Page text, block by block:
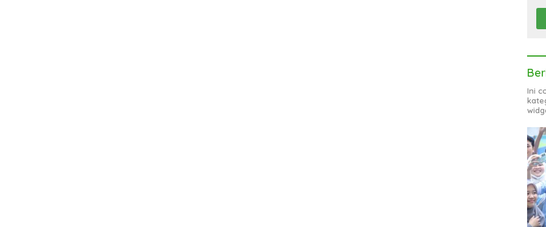
Ini